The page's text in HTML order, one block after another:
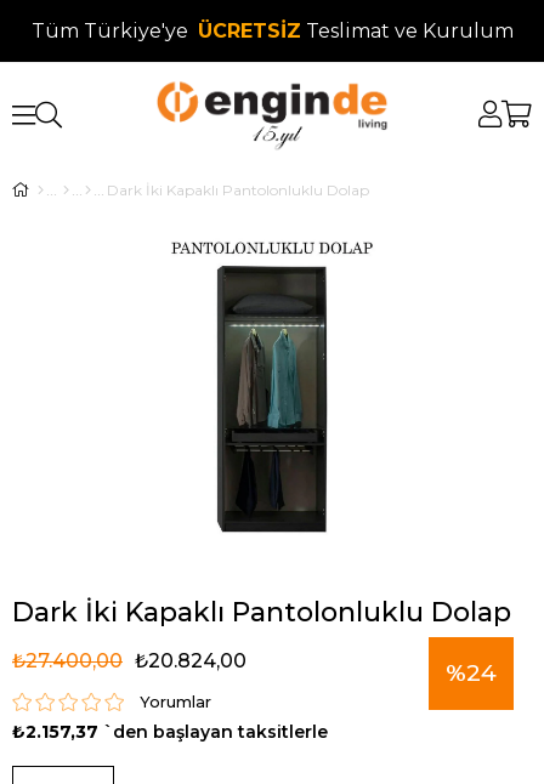
Tüm Türkiye'ye ÜCRETSİZ Teslimat ve Kurulum
Dark İki Kapaklı Pantolonluklu Dolap
Dark İki Kapaklı Pantolonluklu Dolap
%24
₺27.400,00 ₺20.824,00
Yorumlar
₺2.157,37 `den başlayan taksitlerle